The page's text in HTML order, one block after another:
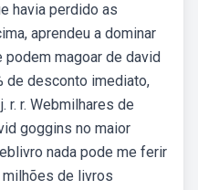
havia perdido as
aprendeu a dominar
podem magoar de david
de desconto imediato,
r. r. Webmilhares de
goggins no maior
nada pode me ferir
de livros